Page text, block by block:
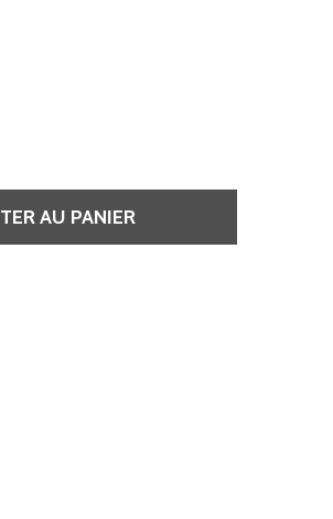
RINÇAGE APAISER LE CUIR
SANS RINÇAGE APAISER LE
AU PANIER